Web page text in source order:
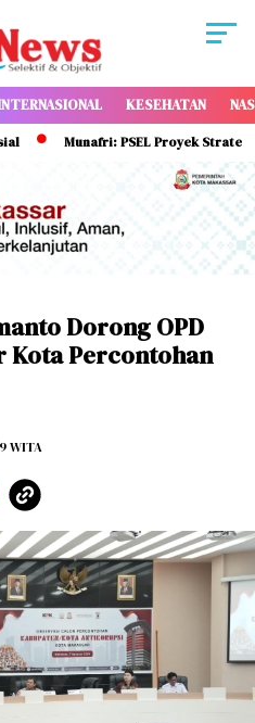
KESEHATAN
Munafri: PSEL Proyek Strategis
Dorong OPD
Kota Percontohan
WITA